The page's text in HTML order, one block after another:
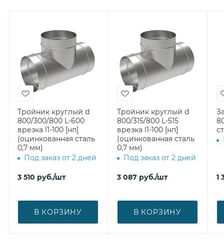
Тройник круглый d
800/300/800 L-600
врезка l1-100 [нп]
(оцинкованная сталь
0,7 мм)
Под заказ от 2 дней
3 510 руб./шт
В КОРЗИНУ
Тройник круглый d
800/315/800 L-515
врезка l1-100 [нп]
(оцинкованная сталь
0,7 мм)
Под заказ от 2 дней
3 087 руб./шт
В КОРЗИНУ
800
1